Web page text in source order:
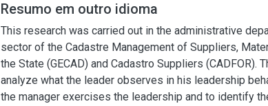
Resumo em outro idioma
This research was carried out in the administrative
sector of the Cadastre Management of Suppliers,
the State (GECAD) and Cadastro Suppliers (CADFOR).
analyze what the leader observes in his leadership
the manager exercises the leadership and to identify